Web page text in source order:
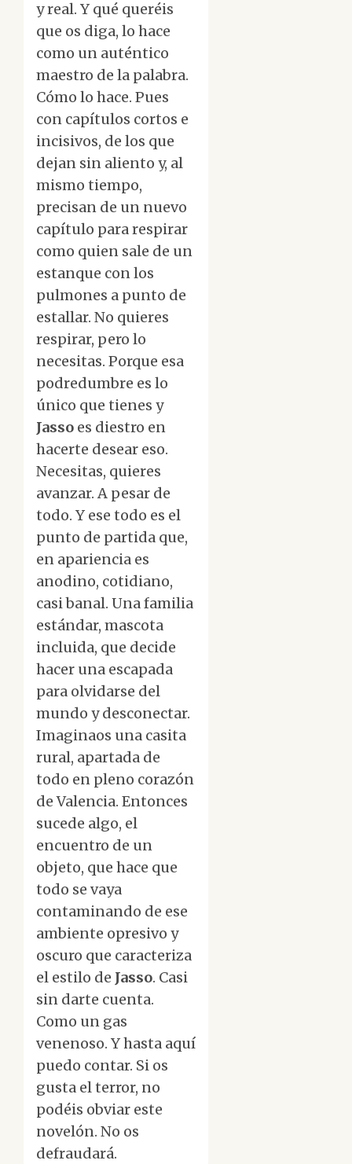
y real. Y qué queréis
que os diga, lo hace
como un auténtico
maestro de la palabra.
Cómo lo hace. Pues
con capítulos cortos e
incisivos, de los que
dejan sin aliento y, al
mismo tiempo,
precisan de un nuevo
capítulo para respirar
como quien sale de un
estanque con los
pulmones a punto de
estallar. No quieres
respirar, pero lo
necesitas. Porque esa
podredumbre es lo
único que tienes y
Jasso es diestro en
hacerte desear eso.
Necesitas, quieres
avanzar. A pesar de
todo. Y ese todo es el
punto de partida que,
en apariencia es
anodino, cotidiano,
casi banal. Una familia
estándar, mascota
incluida, que decide
hacer una escapada
para olvidarse del
mundo y desconectar.
Imaginaos una casita
rural, apartada de
todo en pleno corazón
de Valencia. Entonces
sucede algo, el
encuentro de un
objeto, que hace que
todo se vaya
contaminando de ese
ambiente opresivo y
oscuro que caracteriza
el estilo de Jasso. Casi
sin darte cuenta.
Como un gas
venenoso. Y hasta aquí
puedo contar. Si os
gusta el terror, no
podéis obviar este
novelón. No os
defraudará.